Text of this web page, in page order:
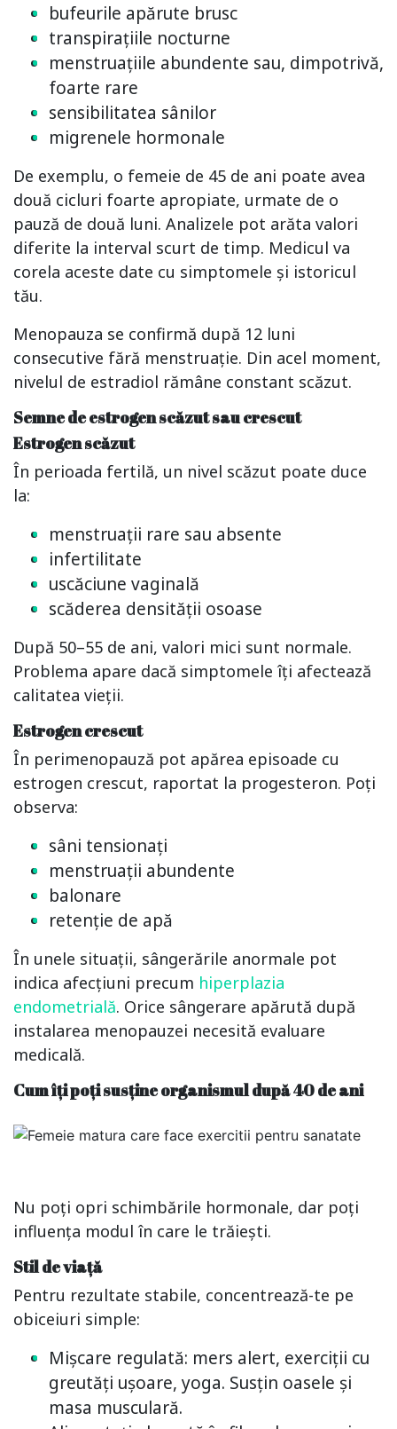
bufeurile apărute brusc
transpirațiile nocturne
menstruațiile abundente sau, dimpotrivă,
foarte rare
sensibilitatea sânilor
migrenele hormonale
De exemplu, o femeie de 45 de ani poate avea
două cicluri foarte apropiate, urmate de o
pauză de două luni. Analizele pot arăta valori
diferite la interval scurt de timp. Medicul va
corela aceste date cu simptomele și istoricul
tău.
Menopauza se confirmă după 12 luni
consecutive fără menstruație. Din acel moment,
nivelul de estradiol rămâne constant scăzut.
Semne de estrogen scăzut sau crescut
Estrogen scăzut
În perioada fertilă, un nivel scăzut poate duce
la:
menstruații rare sau absente
infertilitate
uscăciune vaginală
scăderea densității osoase
După 50–55 de ani, valori mici sunt normale.
Problema apare dacă simptomele îți afectează
calitatea vieții.
Estrogen crescut
În perimenopauză pot apărea episoade cu
estrogen crescut, raportat la progesteron. Poți
observa:
sâni tensionați
menstruații abundente
balonare
retenție de apă
În unele situații, sângerările anormale pot
indica afecțiuni precum hiperplazia
endometrială. Orice sângerare apărută după
instalarea menopauzei necesită evaluare
medicală.
Cum îți poți susține organismul după 40 de ani
Nu poți opri schimbările hormonale, dar poți
influența modul în care le trăiești.
Stil de viață
Pentru rezultate stabile, concentrează-te pe
obiceiuri simple:
Mișcare regulată: mers alert, exerciții cu
greutăți ușoare, yoga. Susțin oasele și
masa musculară.